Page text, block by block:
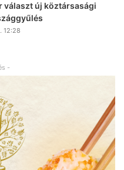
választ új köztársasági
12:28
-